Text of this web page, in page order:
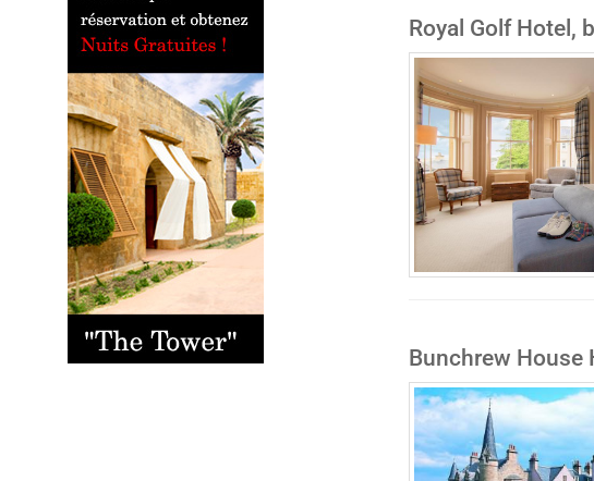
Royal Golf Hotel,
Bunchrew House